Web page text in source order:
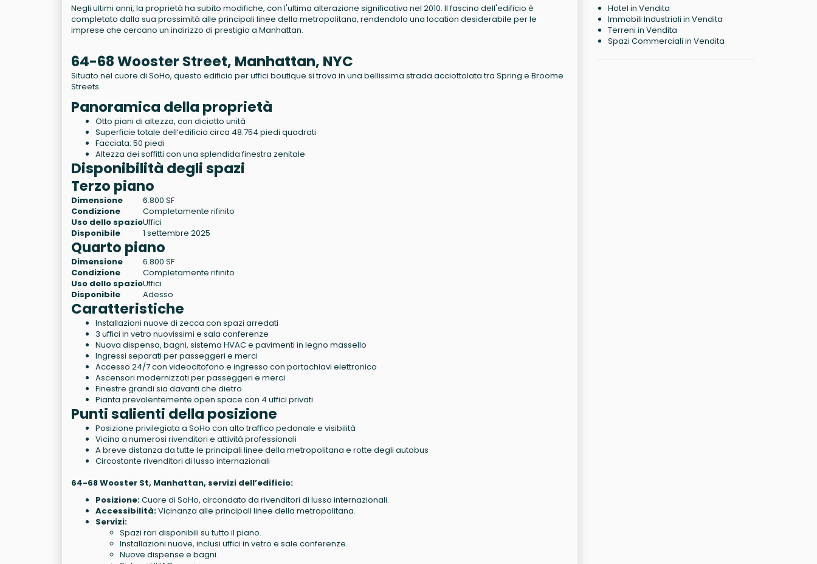
Negli ultimi anni, la proprietà ha subito modifiche, con l'ultima alterazione significativa nel 2010. Il fascino dell'edificio è
completato dalla sua prossimità alle principali linee della metropolitana, rendendolo una location desiderabile per le
imprese che cercano un indirizzo di prestigio a Manhattan.
64-68 Wooster Street, Manhattan, NYC
Situato nel cuore di SoHo, questo edificio per uffici boutique si trova in una bellissima strada acciottolata tra Spring e Broome
Streets.
Panoramica della proprietà
Otto piani di altezza, con diciotto unità
Superficie totale dell’edificio circa 48.754 piedi quadrati
Facciata: 50 piedi
Altezza dei soffitti con una splendida finestra zenitale
Disponibilità degli spazi
Terzo piano
Dimensione
6.800 SF
Condizione
Completamente rifinito
Uso dello spazioUffici
Disponibile
1 settembre 2025
Quarto piano
Dimensione
6.800 SF
Condizione
Completamente rifinito
Uso dello spazioUffici
Disponibile
Adesso
Caratteristiche
Installazioni nuove di zecca con spazi arredati
3 uffici in vetro nuovissimi e sala conferenze
Nuova dispensa, bagni, sistema HVAC e pavimenti in legno massello
Ingressi separati per passeggeri e merci
Accesso 24/7 con videocitofono e ingresso con portachiavi elettronico
Ascensori modernizzati per passeggeri e merci
Finestre grandi sia davanti che dietro
Pianta prevalentemente open space con 4 uffici privati
Punti salienti della posizione
Posizione privilegiata a SoHo con alto traffico pedonale e visibilità
Vicino a numerosi rivenditori e attività professionali
A breve distanza da tutte le principali linee della metropolitana e rotte degli autobus
Circostante rivenditori di lusso internazionali
64-68 Wooster St, Manhattan, servizi dell’edificio:
Posizione:Cuore di SoHo, circondato da rivenditori di lusso internazionali.
Accessibilità:Vicinanza alle principali linee della metropolitana.
Servizi:
Spazi rari disponibili su tutto il piano.
Installazioni nuove, inclusi uffici in vetro e sale conferenze.
Nuove dispense e bagni.
Hotel in Vendita
Immobili Industriali in Vendita
Terreni in Vendita
Spazi Commerciali in Vendita